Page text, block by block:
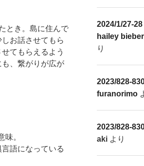
とき。島に住んで
お話させてもら
てもらえるよう
、繋がりが広が
。
語になっている
2024/1/27-28
hailey
り
2023/828-
furanorimo
2023/828-
akiより